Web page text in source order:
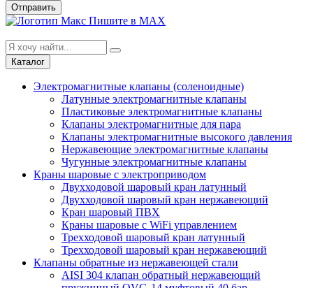
Отправить
Пишите в MAX
Каталог
Электромагнитные клапаны (соленоидные)
Латунные электромагнитные клапаны
Пластиковые электромагнитные клапаны
Клапаны электромагнитные для пара
Клапаны электромагнитные высокого давления
Нержавеющие электромагнитные клапаны
Чугунные электромагнитные клапаны
Краны шаровые с электроприводом
Двухходовой шаровый кран латунный
Двухходовой шаровый кран нержавеющий
Кран шаровый ПВХ
Краны шаровые с WiFi управлением
Трехходовой шаровый кран латунный
Трехходовой шаровый кран нержавеющий
Клапаны обратные из нержавеющей стали
AISI 304 клапан обратный нержавеющий